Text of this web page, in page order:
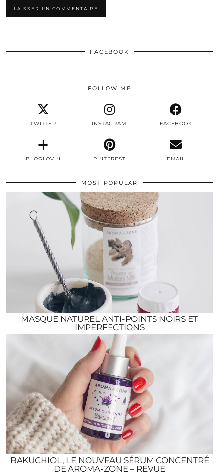
FACEBOOK
FOLLOW ME
TWITTER INSTAGRAM FACEBOOK
BLOGLOVIN PINTEREST EMAIL
MOST POPULAR
MASQUE NATUREL ANTI-POINTS NOIRS ET
IMPERFECTIONS
BAKUCHIOL, LE NOUVEAU SÉRUM CONCENTRÉ
DE AROMA-ZONE – REVUE